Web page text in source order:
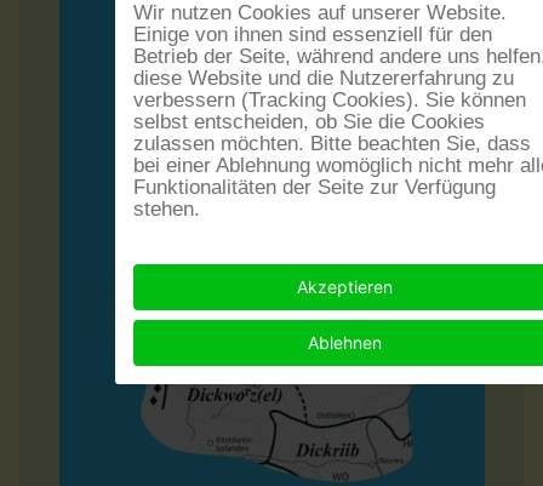
Wir nutzen Cookies auf unserer Website.
Einige von ihnen sind essenziell für den
Betrieb der Seite, während andere uns
diese Website und die Nutzererfahrung zu
verbessern (Tracking Cookies). Sie können
selbst entscheiden, ob Sie die Cookies
zulassen möchten. Bitte beachten Sie, dass
bei einer Ablehnung womöglich nicht mehr
Funktionalitäten der Seite zur Verfügung
stehen.
Akzeptieren
Ablehnen